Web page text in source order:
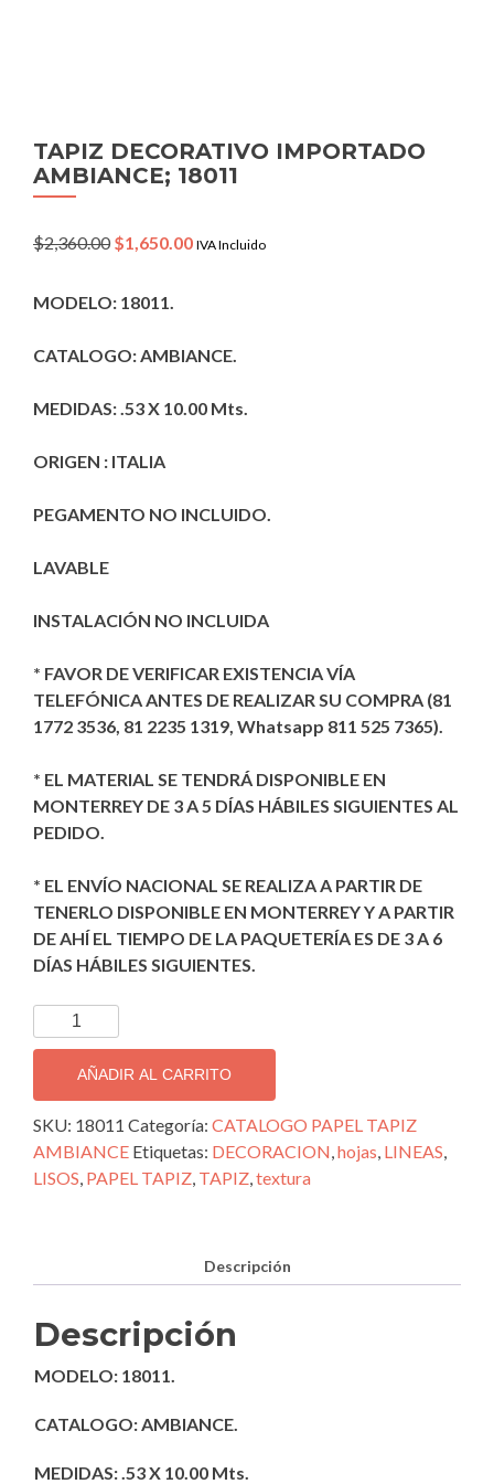
TAPIZ DECORATIVO IMPORTADO
AMBIANCE; 18011
$2,360.00 Original
$2,360.00.
$1,650.00Current
IVA Incluido
MODELO: 18011.
CATALOGO: AMBIANCE.
MEDIDAS: .53 X 10.00 Mts.
ORIGEN : ITALIA
PEGAMENTO NO INCLUIDO.
LAVABLE
INSTALACIÓN NO INCLUIDA
* FAVOR DE VERIFICAR EXISTENCIA VÍA
TELEFÓNICA ANTES DE REALIZAR SU COMPRA (81
1772 3536, 81 2235 1319, Whatsapp 811 525 7365).
* EL MATERIAL SE TENDRÁ DISPONIBLE EN
MONTERREY DE 3 A 5 DÍAS HÁBILES SIGUIENTES AL
PEDIDO.
* EL ENVÍO NACIONAL SE REALIZA A PARTIR DE
TENERLO DISPONIBLE EN MONTERREY Y A PARTIR
DE AHÍ EL TIEMPO DE LA PAQUETERÍA ES DE 3 A 6
DÍAS HÁBILES SIGUIENTES.
TAPIZ
DECORATIVO
IMPORTADO
AMBIANCE;
18011
cantidad
AÑADIR AL CARRITO
SKU: 18011 Categoría: CATALOGO PAPEL TAPIZ
AMBIANCE Etiquetas: DECORACION,hojas, LINEAS,
LISOS, PAPEL TAPIZ, TAPIZ,textura
Descripción
Descripción
MODELO: 18011.
CATALOGO: AMBIANCE.
MEDIDAS: .53 X 10.00 Mts.